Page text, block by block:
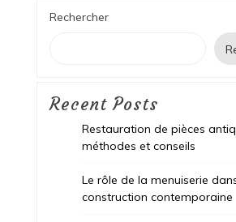
Rechercher
Recent Posts
Restauration de pièces
méthodes et conseils
Le rôle de la menuiserie
construction contemporaine